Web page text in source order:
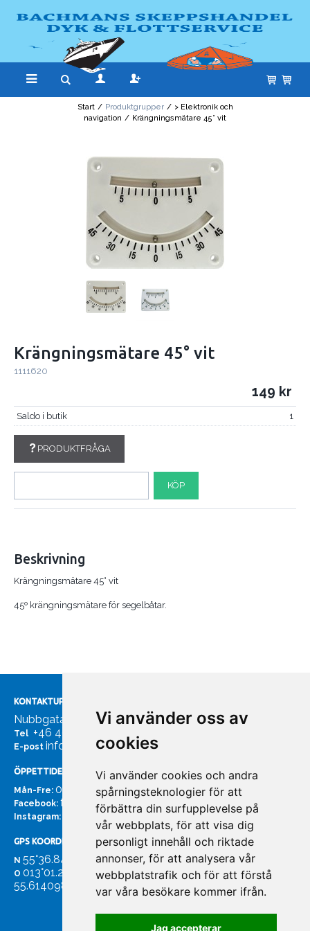
Vi använder oss av
cookies
Vi använder cookies och andra
spårningsteknologier för att
förbättra din surfupplevelse på
vår webbplats, för att visa dig
personligt innehåll och riktade
annonser, för att analysera vår
webbplatstrafik och för att förstå
var våra besökare kommer ifrån.
Jag accepterar
Start / Produktgrupper / > Elektronik och
navigation / Krängningsmätare 45° vit
Krängningsmätare 45° vit
1111620
149
Saldo i butik 1
PRODUKTFRÅGA
KÖP
Beskrivning
Krängningsmätare 45° vit
45º krängningsmätare för segelbåtar.
KONTAKTUPPGIFTER
Nubbgatan 7, 211 24 Malmö
Tel +46 40185561
E-post info@bachmans.se
ÖPPETTIDER
Mån-Fre: 07:00 - 16:00
Facebook: facebook.com/bachmans.se
Instagram: instagram.com/bachmans.se
GPS KOORDINATER
N 55°36.847
O 013°01.255'
55.614098. 13.020931'